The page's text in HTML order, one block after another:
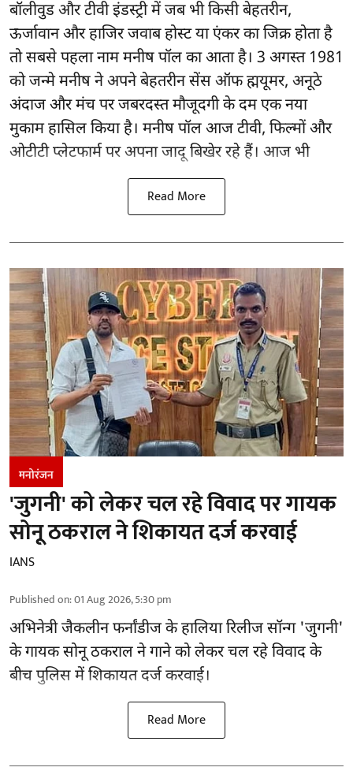
बॉलीवुड और टीवी इंडस्ट्री में जब भी किसी बेहतरीन,
ऊर्जावान और हाजिर जवाब होस्ट या एंकर का जिक्र होता है
तो सबसे पहला नाम मनीष पॉल का आता है। 3 अगस्त 1981
को जन्मे मनीष ने अपने बेहतरीन सेंस ऑफ ह्मयूमर, अनूठे
अंदाज और मंच पर जबरदस्त मौजूदगी के दम एक नया
मुकाम हासिल किया है। मनीष पॉल आज टीवी, फिल्मों और
ओटीटी प्लेटफार्म पर अपना जादू बिखेर रहे हैं। आज भी
Read More
मनोरंजन
'जुगनी' को लेकर चल रहे विवाद पर गायक
सोनू ठकराल ने शिकायत दर्ज करवाई
IANS
Published on:01 Aug 2026, 5:30 pm
अभिनेत्री जैकलीन फर्नांडीज के हालिया रिलीज सॉन्ग 'जुगनी'
के गायक सोनू ठकराल ने गाने को लेकर चल रहे विवाद के
बीच पुलिस में शिकायत दर्ज करवाई।
Read More